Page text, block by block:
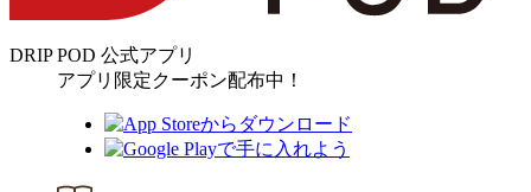
DRIP POD 公式アプリ
アプリ限定クーポン配布中！